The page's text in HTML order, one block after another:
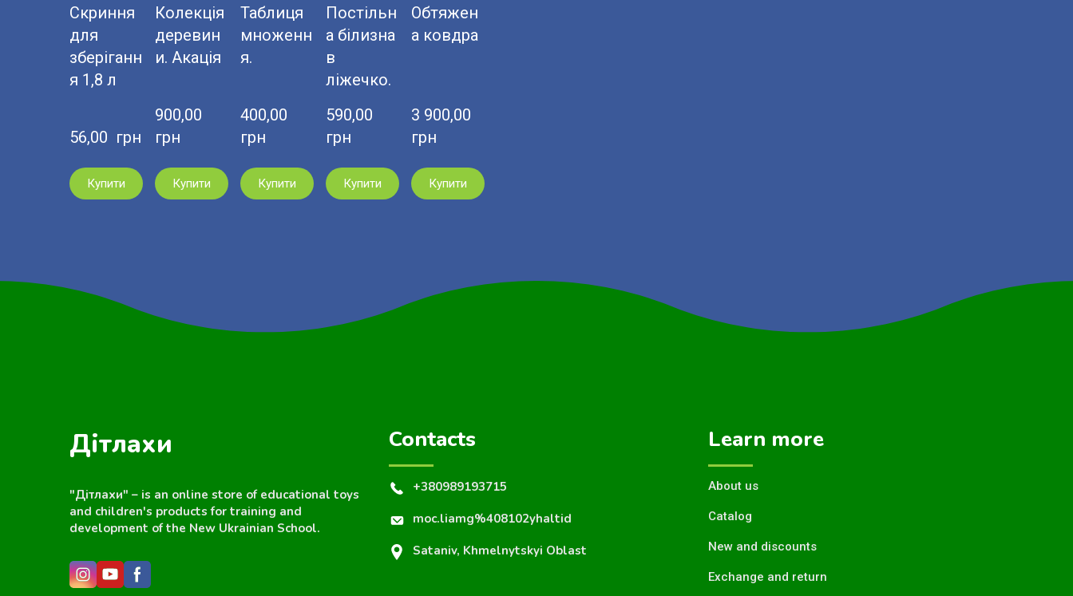
Скриння
для
зберіганн
я 1,8 л
56,00  грн
Купити
Колекція
деревин
и. Акація
900,00
грн
Купити
Таблиця
множенн
я.
400,00
грн
Купити
Постільн
а білизна
в
ліжечко.
590,00
грн
Купити
Обтяжен
а ковдра
3 900,00
грн
Купити
Дітлахи
"Дітлахи" – is an online store of educational toys
and children's products for training and
development of the New Ukrainian School.
Contacts
+380989193715
moc.liamg%408102yhaltid
Sataniv, Khmelnytskyi Oblast
Learn more
About us
Catalog
New and discounts
Exchange and return